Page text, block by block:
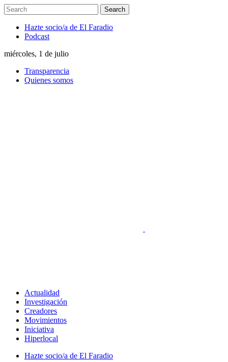
Hazte socio/a de El Faradio
Podcast
miércoles, 1 de julio
Transparencia
Quienes somos
Actualidad
Investigación
Creadores
Movimientos
Iniciativa
Hiperlocal
Hazte socio/a de El Faradio